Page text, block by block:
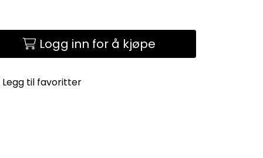
Logg inn for å kjøpe
Legg til favoritter